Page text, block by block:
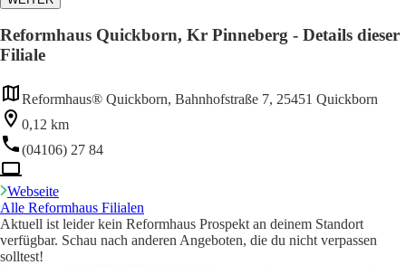
Reformhaus Quickborn, Kr Pinneberg - Details dieser
Filiale
Reformhaus® Quickborn, Bahnhofstraße 7, 25451 Quickborn
0,12 km
(04106) 27 84
Webseite
Alle Reformhaus Filialen
Aktuell ist leider kein Reformhaus Prospekt an deinem Standort
verfügbar. Schau nach anderen Angeboten, die du nicht verpassen
solltest!